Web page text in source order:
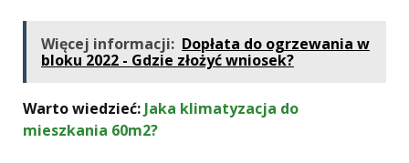
Więcej informacji: Dopłata do ogrzewania w
bloku 2022 - Gdzie złożyć wniosek?
Warto wiedzieć: Jaka klimatyzacja do
mieszkania 60m2?